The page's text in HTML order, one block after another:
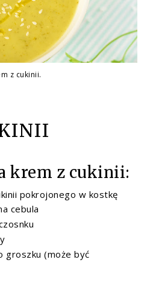
z cukinii.
krem z cukinii:
pokrojonego w kostkę
cebula
groszku (może być